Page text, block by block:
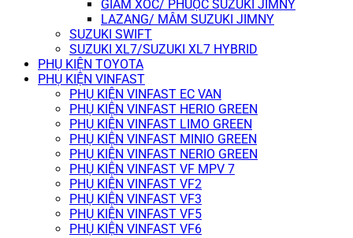
GIẢM XÓC/ PHUỘC SUZUKI JIMNY
LAZANG/ MÂM SUZUKI JIMNY
SUZUKI SWIFT
SUZUKI XL7/SUZUKI XL7 HYBRID
PHỤ KIỆN TOYOTA
PHỤ KIỆN VINFAST
PHỤ KIỆN VINFAST EC VAN
PHỤ KIỆN VINFAST HERIO GREEN
PHỤ KIỆN VINFAST LIMO GREEN
PHỤ KIỆN VINFAST MINIO GREEN
PHỤ KIỆN VINFAST NERIO GREEN
PHỤ KIỆN VINFAST VF MPV 7
PHỤ KIỆN VINFAST VF2
PHỤ KIỆN VINFAST VF3
PHỤ KIỆN VINFAST VF5
PHỤ KIỆN VINFAST VF6